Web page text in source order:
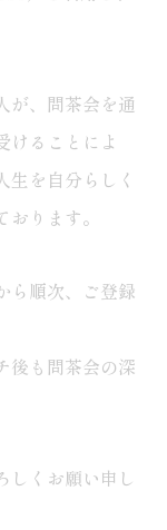
が、問茶会を通
けることによ
生を自分らしく
ります。
ら順次、ご登録
後も問茶会の深
しくお願い申し